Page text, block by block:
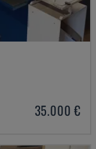
35.000 €